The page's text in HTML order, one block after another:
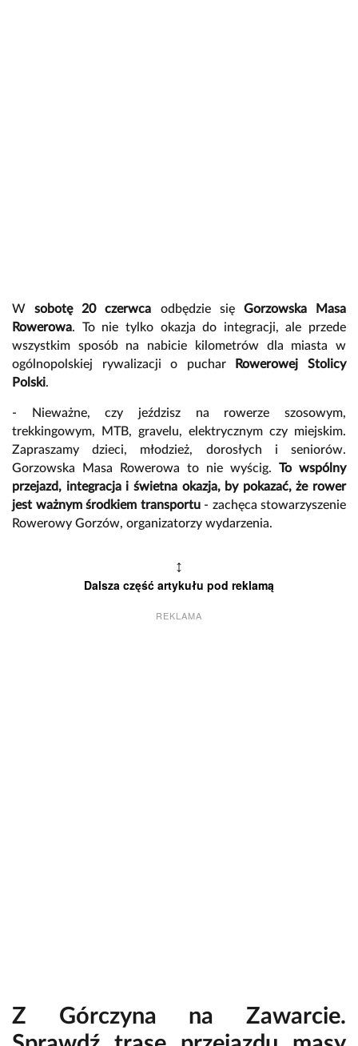
Wsobotę 20 czerwca odbędzie się Gorzowska Masa
Rowerowa. To nie tylko okazja do integracji, ale przede
wszystkim sposób na nabicie kilometrów dla miasta w
ogólnopolskiej rywalizacji o puchar
Rowerowej Stolicy
Polski.
- Nieważne, czy jeździsz na rowerze szosowym,
trekkingowym, MTB, gravelu, elektrycznym czy miejskim.
Zapraszamy dzieci, młodzież, dorosłych i seniorów.
Gorzowska Masa Rowerowa to nie wyścig. To wspólny
przejazd, integracja i świetna okazja, by pokazać, że rower
jest ważnym środkiem transportu - zachęca stowarzyszenie
Rowerowy Gorzów, organizatorzy wydarzenia.
↕
Dalsza część artykułu pod reklamą
REKLAMA
Z Górczyna na Zawarcie.